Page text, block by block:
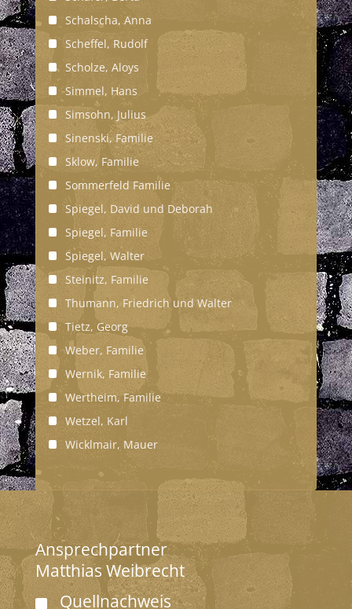
Schalscha, Anna
Scheffel, Rudolf
Scholze, Aloys
Simmel, Hans
Simsohn, Julius
Sinenski, Familie
Sklow, Familie
Sommerfeld Familie
Spiegel, David und Deborah
Spiegel, Familie
Spiegel, Walter
Steinitz, Familie
Thumann, Friedrich und Walter
Tietz, Georg
Weber, Familie
Wernik, Familie
Wertheim, Familie
Wetzel, Karl
Wicklmair, Mauer
Ansprechpartner
Matthias Weibrecht
Quellnachweis